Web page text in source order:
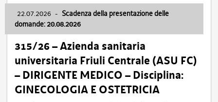
22.07.2026 - Scadenza della presentazione delle
domande: 20.08.2026
315/26 – Azienda sanitaria
universitaria Friuli Centrale (ASU FC)
– DIRIGENTE MEDICO – Disciplina:
GINECOLOGIA E OSTETRICIA